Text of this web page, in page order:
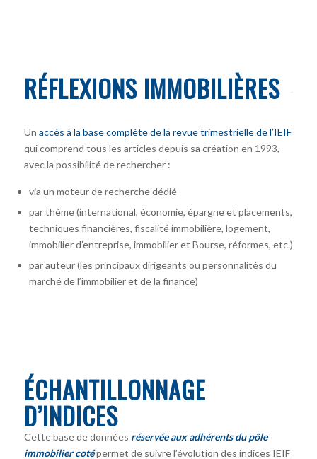
RÉFLEXIONS IMMOBILIÈRES
Un accès à la base complète de la revue trimestrielle de l’IEIF
qui comprend tous les articles depuis sa création en 1993,
avec la possibilité de rechercher :
via un moteur de recherche dédié
par thème (international, économie, épargne et placements,
techniques financières, fiscalité immobilière, logement,
immobilier d’entreprise, immobilier et Bourse, réformes, etc.)
par auteur (les principaux dirigeants ou personnalités du
marché de l’immobilier et de la finance)
ÉCHANTILLONNAGE
D’INDICES
Cette base de données réservée aux adhérents du pôle
immobilier coté permet de suivre l’évolution des indices IEIF